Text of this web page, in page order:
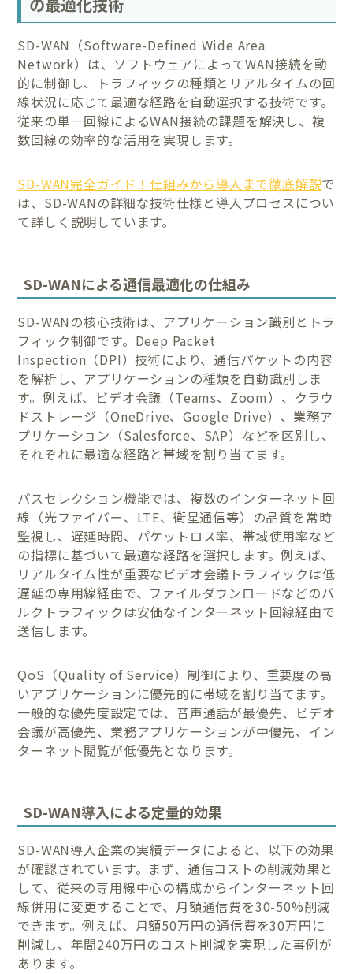
の最適化技術
SD-WAN（Software-Defined Wide Area
Network）は、ソフトウェアによってWAN接続を動
的に制御し、トラフィックの種類とリアルタイムの回
線状況に応じて最適な経路を自動選択する技術です。
従来の単一回線によるWAN接続の課題を解決し、複
数回線の効率的な活用を実現します。
SD-WAN完全ガイド！仕組みから導入まで徹底解説で
は、SD-WANの詳細な技術仕様と導入プロセスについ
て詳しく説明しています。
SD-WANによる通信最適化の仕組み
SD-WANの核心技術は、アプリケーション識別とトラ
フィック制御です。Deep Packet
Inspection（DPI）技術により、通信パケットの内容
を解析し、アプリケーションの種類を自動識別しま
す。例えば、ビデオ会議（Teams、Zoom）、クラウ
ドストレージ（OneDrive、Google Drive）、業務ア
プリケーション（Salesforce、SAP）などを区別し、
それぞれに最適な経路と帯域を割り当てます。
パスセレクション機能では、複数のインターネット回
線（光ファイバー、LTE、衛星通信等）の品質を常時
監視し、遅延時間、パケットロス率、帯域使用率など
の指標に基づいて最適な経路を選択します。例えば、
リアルタイム性が重要なビデオ会議トラフィックは低
遅延の専用線経由で、ファイルダウンロードなどのバ
ルクトラフィックは安価なインターネット回線経由で
送信します。
QoS（Quality of Service）制御により、重要度の高
いアプリケーションに優先的に帯域を割り当てます。
一般的な優先度設定では、音声通話が最優先、ビデオ
会議が高優先、業務アプリケーションが中優先、イン
ターネット閲覧が低優先となります。
SD-WAN導入による定量的効果
SD-WAN導入企業の実績データによると、以下の効果
が確認されています。まず、通信コストの削減効果と
して、従来の専用線中心の構成からインターネット回
線併用に変更することで、月額通信費を30-50%削減
できます。例えば、月額50万円の通信費を30万円に
削減し、年間240万円のコスト削減を実現した事例が
あります。